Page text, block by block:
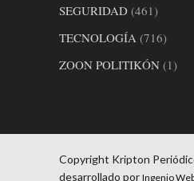
SEGURIDAD (461)
TECNOLOGÍA (716)
ZOON POLITIKÓN (1)
Copyright Kripton
desarrollado por Ingenio